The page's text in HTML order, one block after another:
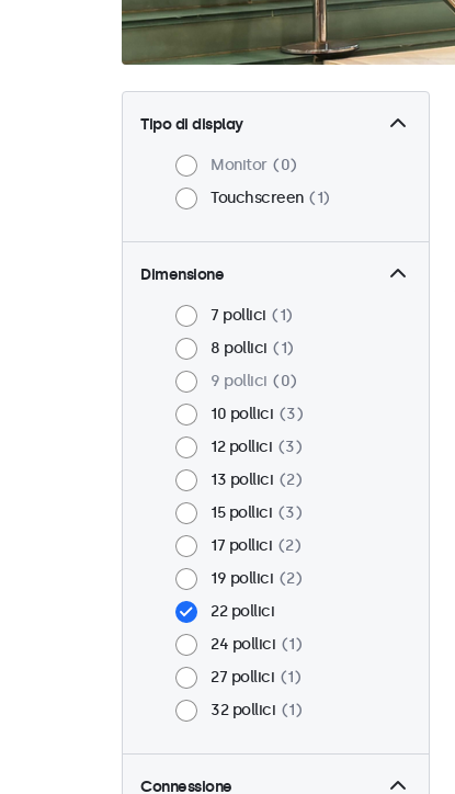
Tipo di display
Monitor
0
Touchscreen
1
Dimensione
7 pollici
1
8 pollici
1
9 pollici
0
10 pollici
3
12 pollici
3
13 pollici
2
15 pollici
3
17 pollici
2
19 pollici
2
22 pollici
24 pollici
1
27 pollici
1
32 pollici
1
Connessione